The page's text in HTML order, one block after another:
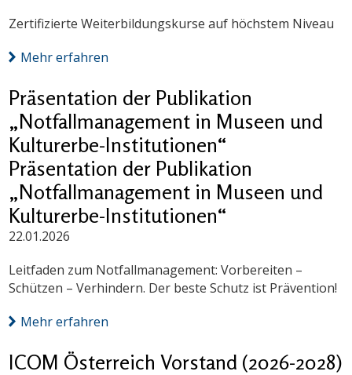
Zertifizierte Weiterbildungskurse auf höchstem Niveau
Mehr erfahren
Präsentation der Publikation
„Notfallmanagement in Museen und
Kulturerbe-Institutionen“
Präsentation der Publikation
„Notfallmanagement in Museen und
Kulturerbe-Institutionen“
22.01.2026
Leitfaden zum Notfallmanagement: Vorbereiten –
Schützen – Verhindern. Der beste Schutz ist Prävention!
Mehr erfahren
ICOM Österreich Vorstand (2026-2028)